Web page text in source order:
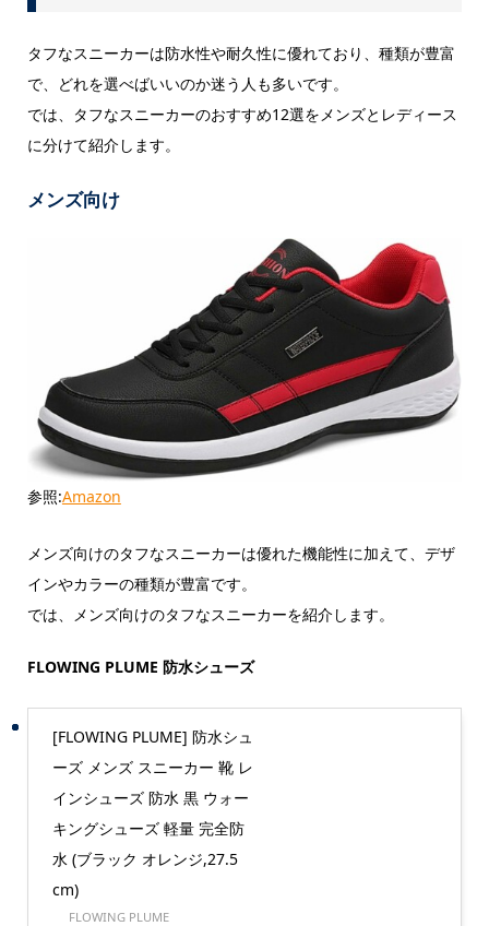
タフなスニーカーは防水性や耐久性に優れており、種類が豊富
で、どれを選べばいいのか迷う人も多いです。
では、タフなスニーカーのおすすめ12選をメンズとレディース
に分けて紹介します。
メンズ向け
参照:Amazon
メンズ向けのタフなスニーカーは優れた機能性に加えて、デザ
インやカラーの種類が豊富です。
では、メンズ向けのタフなスニーカーを紹介します。
FLOWING PLUME 防水シューズ
[FLOWING PLUME] 防水シュ
ーズ メンズ スニーカー 靴 レ
インシューズ 防水 黒 ウォー
キングシューズ 軽量 完全防
水 (ブラック オレンジ,27.5
cm)
FLOWING PLUME